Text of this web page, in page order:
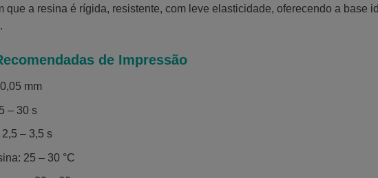
que a resina é rígida, resistente, com leve elasticidade, oferecendo a base
de Impressão
mm
– 30 s
– 3,5 s
25 – 30 °C